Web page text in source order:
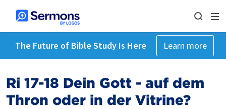
The Future of Bible Study Is Here Learn more
Ri 17-18 Dein Gott - auf dem
Thron oder in der Vitrine?